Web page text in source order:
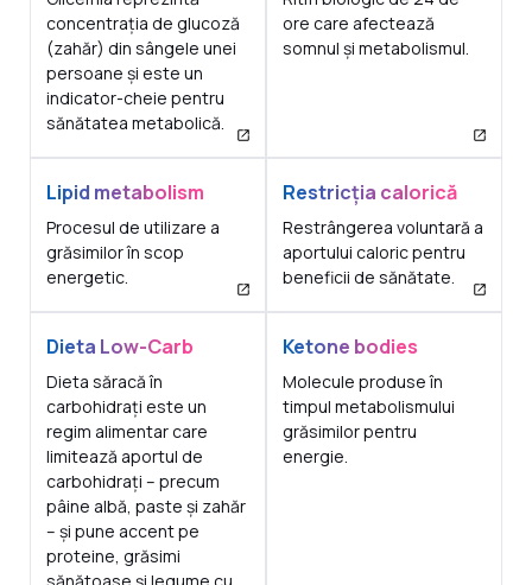
concentrația de glucoză
(zahăr) din sângele unei
persoane și este un
indicator-cheie pentru
sănătatea metabolică.
ore care afectează
somnul și metabolismul.
Lipid metabolism
Procesul de utilizare a
grăsimilor în scop
energetic.
Restricția calorică
Restrângerea voluntară a
aportului caloric pentru
beneficii de sănătate.
Dieta Low-Carb
Dieta săracă în
carbohidrați este un
regim alimentar care
limitează aportul de
carbohidrați – precum
pâine albă, paste și zahăr
– și pune accent pe
proteine, grăsimi
Ketone bodies
Molecule produse în
timpul metabolismului
grăsimilor pentru
energie.